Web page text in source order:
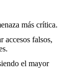
más crítica.
accesos falsos,
el mayor